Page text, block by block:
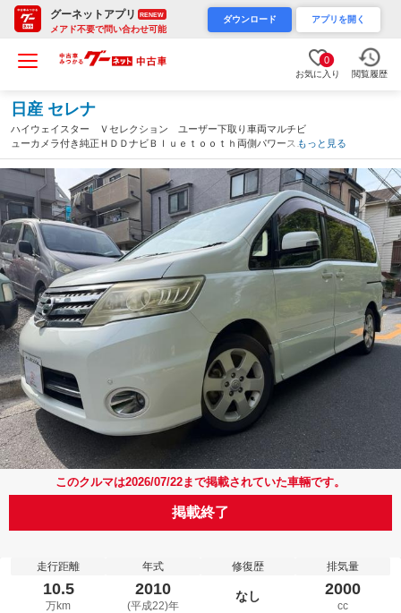
グーネットアプリ RENEW
メアド不要で問い合わせ可能
ダウンロード アプリを開く
0
お気に入り 閲覧履歴
日産 セレナ
ハイウェイスター Ｖセレクション ユーザー下取り車両マルチビ
ューカメラ付き純正ＨＤＤナビＢｌｕｅｔｏｏｔｈ両側パワースラ
イドドア前後ドライブレコーダースマートキー２つ直近令和８年４
月１２ヶ月点検実施済み（東京都）
もっと見る
このクルマは2026/07/22まで掲載されていた車輛です。
掲載終了
走行距離
10.5
万km
年式
2010
(平成22)年
修復歴
なし
排気量
2000
cc